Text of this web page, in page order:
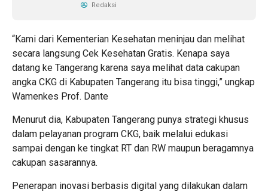
Redaksi
“Kami dari Kementerian Kesehatan meninjau dan melihat
secara langsung Cek Kesehatan Gratis. Kenapa saya
datang ke Tangerang karena saya melihat data cakupan
angka CKG di Kabupaten Tangerang itu bisa tinggi,” ungkap
Wamenkes Prof. Dante
Menurut dia, Kabupaten Tangerang punya strategi khusus
dalam pelayanan program CKG, baik melalui edukasi
sampai dengan ke tingkat RT dan RW maupun beragamnya
cakupan sasarannya.
Penerapan inovasi berbasis digital yang dilakukan dalam